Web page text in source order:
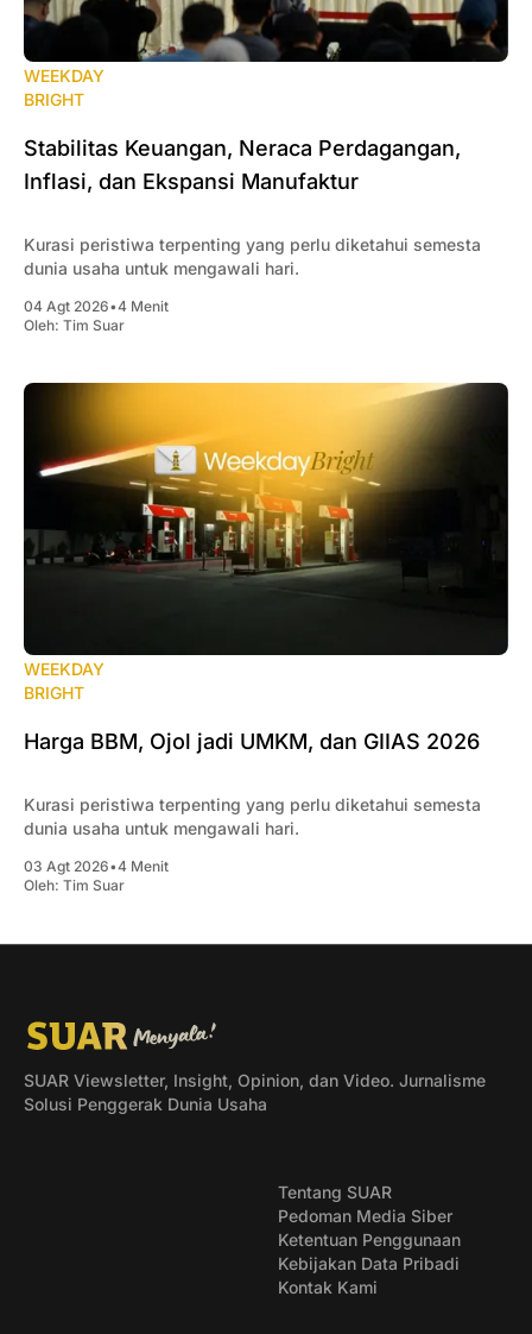
WEEKDAY
BRIGHT
Stabilitas Keuangan, Neraca Perdagangan,
Inflasi, dan Ekspansi Manufaktur
Kurasi peristiwa terpenting yang perlu diketahui semesta
dunia usaha untuk mengawali hari.
04 Agt 2026•4 Menit
Oleh: Tim Suar
WEEKDAY
BRIGHT
Harga BBM, Ojol jadi UMKM, dan GIIAS 2026
Kurasi peristiwa terpenting yang perlu diketahui semesta
dunia usaha untuk mengawali hari.
03 Agt 2026•4 Menit
Oleh: Tim Suar
SUAR Viewsletter, Insight, Opinion, dan Video. Jurnalisme
Solusi Penggerak Dunia Usaha
Tentang SUAR
Pedoman Media Siber
Ketentuan Penggunaan
Kebijakan Data Pribadi
Kontak Kami